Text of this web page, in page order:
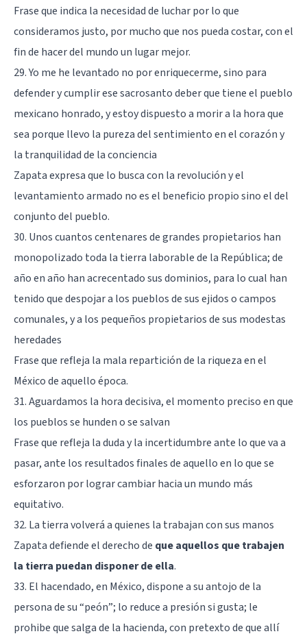
Frase que indica la necesidad de luchar por lo que
consideramos justo, por mucho que nos pueda costar, con el
fin de hacer del mundo un lugar mejor.
29. Yo me he levantado no por enriquecerme, sino para
defender y cumplir ese sacrosanto deber que tiene el pueblo
mexicano honrado, y estoy dispuesto a morir a la hora que
sea porque llevo la pureza del sentimiento en el corazón y
la tranquilidad de la conciencia
Zapata expresa que lo busca con la revolución y el
levantamiento armado no es el beneficio propio sino el del
conjunto del pueblo.
30. Unos cuantos centenares de grandes propietarios han
monopolizado toda la tierra laborable de la República; de
año en año han acrecentado sus dominios, para lo cual han
tenido que despojar a los pueblos de sus ejidos o campos
comunales, y a los pequeños propietarios de sus modestas
heredades
Frase que refleja la mala repartición de la riqueza en el
México de aquello época.
31. Aguardamos la hora decisiva, el momento preciso en que
los pueblos se hunden o se salvan
Frase que refleja la duda y la incertidumbre ante lo que va a
pasar, ante los resultados finales de aquello en lo que se
esforzaron por lograr cambiar hacia un mundo más
equitativo.
32. La tierra volverá a quienes la trabajan con sus manos
Zapata defiende el derecho de que aquellos que trabajen
la tierra puedan disponer de ella.
33. El hacendado, en México, dispone a su antojo de la
persona de su “peón”; lo reduce a presión si gusta; le
prohibe que salga de la hacienda, con pretexto de que allí